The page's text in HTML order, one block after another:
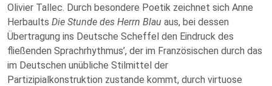
Olivier Tallec. Durch besondere Poetik zeichnet sich Anne
Herbaults Die Stunde des Herrn Blau aus, bei dessen
Übertragung ins Deutsche Scheffel den Eindruck des
fließenden Sprachrhythmus’, der im Französischen durch das
im Deutschen unübliche Stilmittel der
Partizipialkonstruktion zustande kommt, durch virtuose